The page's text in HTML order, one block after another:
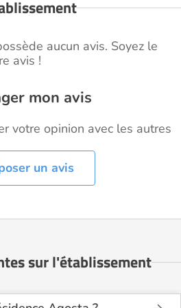
aucun avis. Soyez le
avis !
mon avis
votre opinion avec les autres
un avis
sur l'établissement